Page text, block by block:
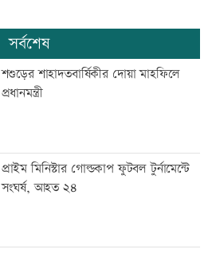
সর্বশেষ
শশুড়ের শাহাদতবার্ষিকীর দোয়া মাহফিলে
প্রধানমন্ত্রী
প্রাইম মিনিস্টার গোল্ডকাপ ফুটবল টুর্নামেন্টে
সংঘর্ষ, আহত ২৪